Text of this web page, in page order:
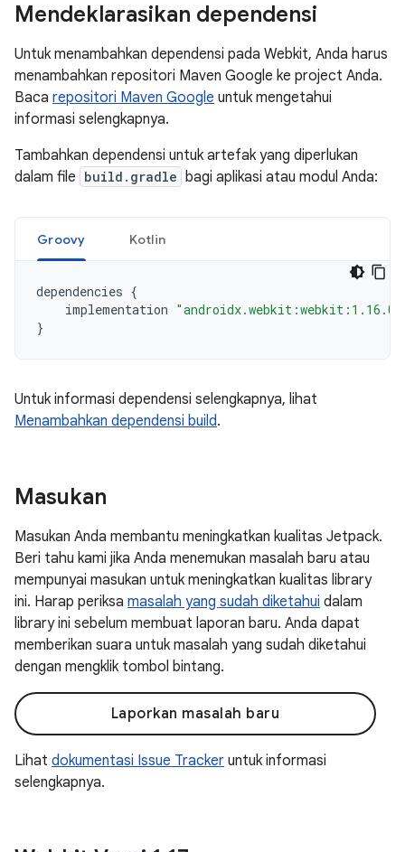
Mendeklarasikan dependensi
Untuk menambahkan dependensi pada Webkit, Anda harus
menambahkan repositori Maven Google ke project Anda.
Baca repositori Maven Google untuk mengetahui
informasi selengkapnya.
Tambahkan dependensi untuk artefak yang diperlukan
dalam file build.gradle bagi aplikasi atau modul Anda:
Groovy Kotlin
dependencies {
implementation "androidx.webkit:webkit:1.16.0"
}
Untuk informasi dependensi selengkapnya, lihat
Menambahkan dependensi build.
Masukan
Masukan Anda membantu meningkatkan kualitas Jetpack.
Beri tahu kami jika Anda menemukan masalah baru atau
mempunyai masukan untuk meningkatkan kualitas library
ini. Harap periksa masalah yang sudah diketahui dalam
library ini sebelum membuat laporan baru. Anda dapat
memberikan suara untuk masalah yang sudah diketahui
dengan mengklik tombol bintang.
Laporkan masalah baru
Lihat dokumentasi Issue Tracker untuk informasi
selengkapnya.